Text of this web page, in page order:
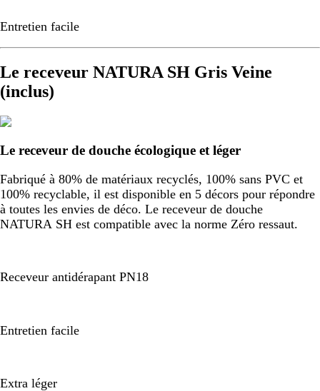
Entretien facile
Le receveur NATURA SH Gris Veine
(inclus)
Le receveur de douche écologique et léger
Fabriqué à 80% de matériaux recyclés, 100% sans PVC et
100% recyclable, il est disponible en 5 décors pour répondre
à toutes les envies de déco. Le receveur de douche
NATURA SH est compatible avec la norme Zéro ressaut.
Receveur antidérapant PN18
Entretien facile
Extra léger